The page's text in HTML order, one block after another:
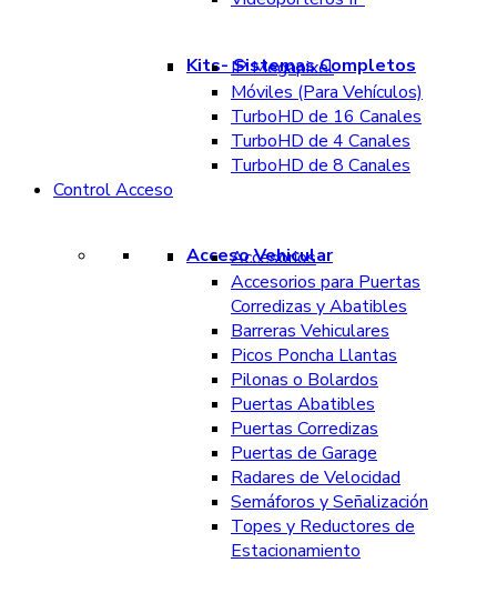
Kits- Sistemas Completos
IP Megapixel
Móviles (Para Vehículos)
TurboHD de 16 Canales
TurboHD de 4 Canales
TurboHD de 8 Canales
Control Acceso
Acceso Vehicular
Accesorios
Accesorios para Puertas
Corredizas y Abatibles
Barreras Vehiculares
Picos Poncha Llantas
Pilonas o Bolardos
Puertas Abatibles
Puertas Corredizas
Puertas de Garage
Radares de Velocidad
Semáforos y Señalización
Topes y Reductores de
Estacionamiento